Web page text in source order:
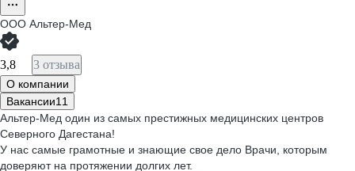
ООО Альтер-Мед
3,8 3 отзыва
О компании
Вакансии11
Альтер-Мед один из самых престижных медицинских центров
Северного Дагестана!
У нас самые грамотные и знающие свое дело Врачи, которым
доверяют на протяжении долгих лет.